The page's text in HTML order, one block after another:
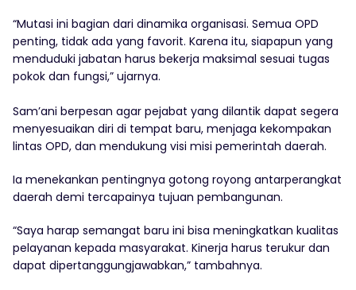
‎“Mutasi ini bagian dari dinamika organisasi. Semua OPD
penting, tidak ada yang favorit. Karena itu, siapapun yang
menduduki jabatan harus bekerja maksimal sesuai tugas
pokok dan fungsi,” ujarnya.
‎Sam’ani berpesan agar pejabat yang dilantik dapat segera
menyesuaikan diri di tempat baru, menjaga kekompakan
lintas OPD, dan mendukung visi misi pemerintah daerah.
Ia menekankan pentingnya gotong royong antarperangkat
daerah demi tercapainya tujuan pembangunan.
‎“Saya harap semangat baru ini bisa meningkatkan kualitas
pelayanan kepada masyarakat. Kinerja harus terukur dan
dapat dipertanggungjawabkan,” tambahnya.